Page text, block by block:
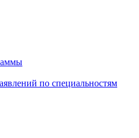
по специальностям